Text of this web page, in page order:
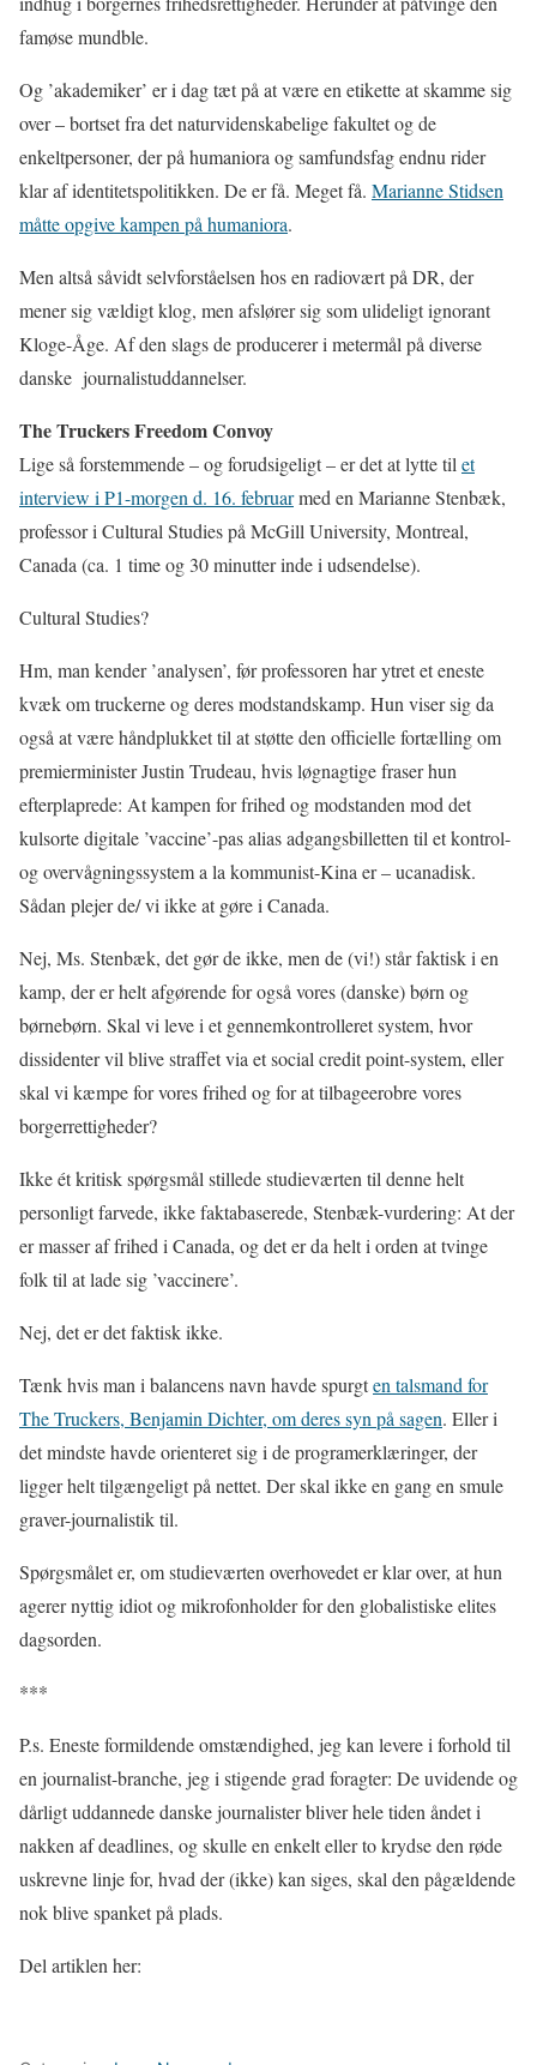
famøse mundble.
Og ’akademiker’ er i dag tæt på at være en etikette at skamme sig
over – bortset fra det naturvidenskabelige fakultet og de
enkeltpersoner, der på humaniora og samfundsfag endnu rider
klar af identitetspolitikken. De er få. Meget få. Marianne Stidsen
måtte opgive kampen på humaniora.
Men altså såvidt selvforståelsen hos en radiovært på DR, der
mener sig vældigt klog, men afslører sig som ulideligt ignorant
Kloge-Åge. Af den slags de producerer i metermål på diverse
danske journalistuddannelser.
The Truckers Freedom Convoy
Lige så forstemmende – og forudsigeligt – er det at lytte tilet
interview i P1-morgen d. 16. februarmed en Marianne Stenbæk,
professor i Cultural Studies på McGill University, Montreal,
Canada (ca. 1 time og 30 minutter inde i udsendelse).
Cultural Studies?
Hm, man kender ’analysen’, før professoren har ytret et eneste
kvæk om truckerne og deres modstandskamp. Hun viser sig da
også at være håndplukket til at støtte den officielle fortælling om
premierminister Justin Trudeau, hvis løgnagtige fraser hun
efterplaprede: At kampen for frihed og modstanden mod det
kulsorte digitale ’vaccine’-pas alias adgangsbilletten til et kontrol-
og overvågningssystem a la kommunist-Kina er – ucanadisk.
Sådan plejer de/ vi ikke at gøre i Canada.
Nej, Ms. Stenbæk, det gør de ikke, men de (vi!) står faktisk i en
kamp, der er helt afgørende for også vores (danske) børn og
børnebørn. Skal vi leve i et gennemkontrolleret system, hvor
dissidenter vil blive straffet via et social credit point-system, eller
skal vi kæmpe for vores frihed og for at tilbageerobre vores
borgerrettigheder?
Ikke ét kritisk spørgsmål stillede studieværten til denne helt
personligt farvede, ikke faktabaserede, Stenbæk-vurdering: At der
er masser af frihed i Canada, og det er da helt i orden at tvinge
folk til at lade sig ’vaccinere’.
Nej, det er det faktisk ikke.
Tænk hvis man i balancens navn havde spurgten talsmand for
The Truckers, Benjamin Dichter, om deres syn på sagen. Eller i
det mindste havde orienteret sig i de programerklæringer, der
ligger helt tilgængeligt på nettet. Der skal ikke en gang en smule
graver-journalistik til.
Spørgsmålet er, om studieværten overhovedet er klar over, at hun
agerer nyttig idiot og mikrofonholder for den globalistiske elites
dagsorden.
***
P.s. Eneste formildende omstændighed, jeg kan levere i forhold til
en journalist-branche, jeg i stigende grad foragter: De uvidende og
dårligt uddannede danske journalister bliver hele tiden åndet i
nakken af deadlines, og skulle en enkelt eller to krydse den røde
uskrevne linje for, hvad der (ikke) kan siges, skal den pågældende
nok blive spanket på plads.
Del artiklen her: